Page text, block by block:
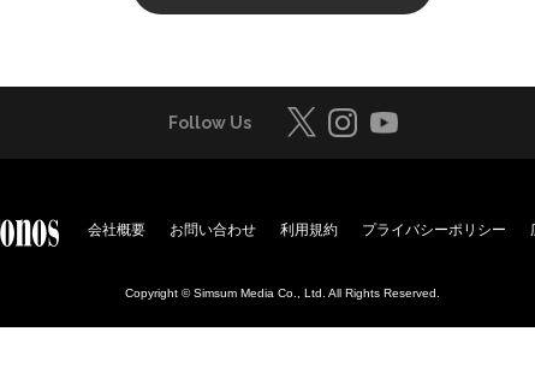
Follow Us
会社概要 お問い合わせ 利用規約 プライバシーポリシー
Copyright © Simsum Media Co., Ltd. All Rights Reserved.